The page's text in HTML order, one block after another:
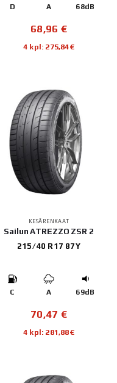
D A 68dB
68,96 €
4 kpl: 275,84€
KESÄRENKAAT
Sailun ATREZZO ZSR 2
215/40 R17 87Y
C A 69dB
70,47 €
4 kpl: 281,88€